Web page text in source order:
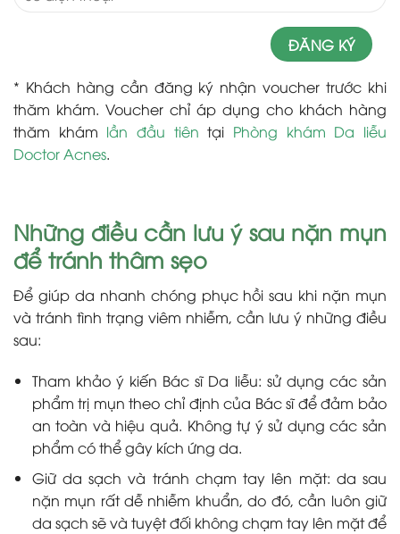
* Khách hàng cần đăng ký nhận voucher trước khi
thăm khám. Voucher chỉ áp dụng cho khách hàng
thăm khám lần đầu tiên tại Phòng khám Da liễu
Doctor Acnes.
Những điều cần lưu ý sau nặn mụn
để tránh thâm sẹo
Để giúp da nhanh chóng phục hồi sau khi nặn mụn
và tránh tình trạng viêm nhiễm, cần lưu ý những điều
sau:
Tham khảo ý kiến Bác sĩ Da liễu: sử dụng các sản
phẩm trị mụn theo chỉ định của Bác sĩ để đảm bảo
an toàn và hiệu quả. Không tự ý sử dụng các sản
phẩm có thể gây kích ứng da.
Giữ da sạch và tránh chạm tay lên mặt: da sau
nặn mụn rất dễ nhiễm khuẩn, do đó, cần luôn giữ
da sạch sẽ và tuyệt đối không chạm tay lên mặt để